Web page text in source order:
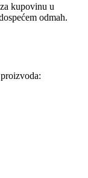
kupovinu u
odmah.